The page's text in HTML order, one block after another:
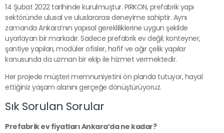
14 Şubat 2022 tarihinde kurulmuştur. PIRKON, prefabrik yapı
sektöründe ulusal ve uluslararası deneyime sahiptir. Aynı
zamanda Ankara’nın yapısal gerekliliklerine uygun şekilde
uyarlayan bir markadır. Sadece prefabrik ev değil; konteyner,
şantiye yapıları, modüler ofisler, hafif ve ağır çelik yapılar
konusunda da uzman bir ekip ile hizmet vermektedir.
Her projede müşteri memnuniyetini ön planda tutuyor, hayal
ettiğiniz yaşam alanını gerçeğe dönüştürüyoruz.
Sık Sorulan Sorular
Prefabrik ev fiyatları Ankara’da ne kadar?